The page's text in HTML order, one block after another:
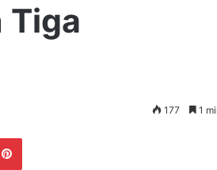
Tiga
177 1
Pinterest